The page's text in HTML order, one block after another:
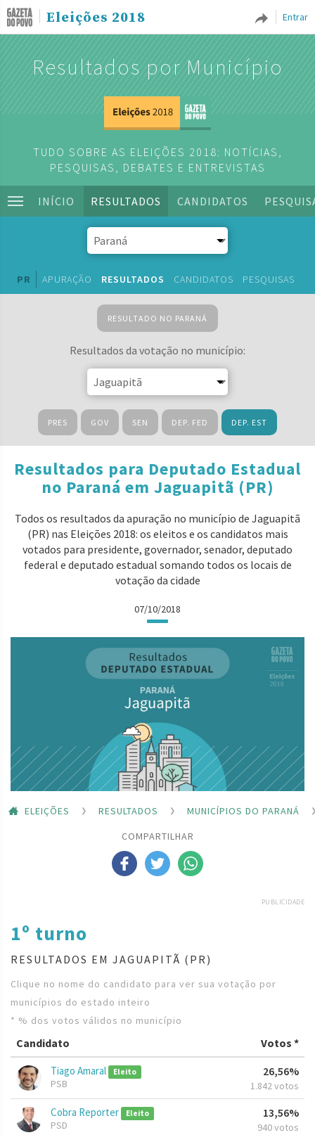
Entrar
Eleições 2018
Resultados por Município
TUDO SOBRE AS ELEIÇÕES 2018: NOTÍCIAS,
PESQUISAS, DEBATES E ENTREVISTAS
INÍCIO RESULTADOS CANDIDATOS
PR APURAÇÃO RESULTADOS CANDIDATOS PESQUISAS
RESULTADO NO PARANÁ
Resultados da votação no município:
PRES GOV SEN DEP. FED DEP. EST
Resultados para Deputado Estadual
no Paraná em Jaguapitã (PR)
Todos os resultados da apuração no município de Jaguapitã
(PR) nas Eleições 2018: os eleitos e os candidatos mais
votados para presidente, governador, senador, deputado
federal e deputado estadual somando todos os locais de
votação da cidade
07/10/2018
ELEIÇÕES RESULTADOS
MUNICÍPIOS DO PARANÁ
COMPARTILHAR
PUBLICIDADE
1º turno
RESULTADOS EM JAGUAPITÃ (PR)
Clique no nome do candidato para ver sua votação por
municípios do estado inteiro
* % dos votos válidos no município
Candidato Votos *
Tiago Amaral Eleito
PSB
26,56%
1.842 votos
Cobra Reporter Eleito
PSD
13,56%
940 votos